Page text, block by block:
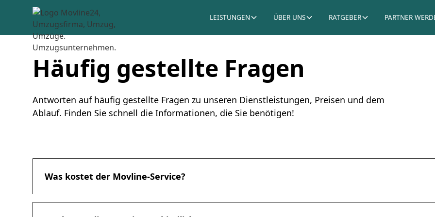
LEISTUNGEN ÜBER UNS RATGEBER PARTNER
Häufig gestellte Fragen
Antworten auf häufig gestellte Fragen zu unseren Dienstleistungen, Preisen und dem
Ablauf. Finden Sie schnell die Informationen, die Sie benötigen!
Was kostet der Movline-Service?
Movline-Dienste sind kostenlos: Sie zahlen nichts, um unsere fünf Vorschläge und